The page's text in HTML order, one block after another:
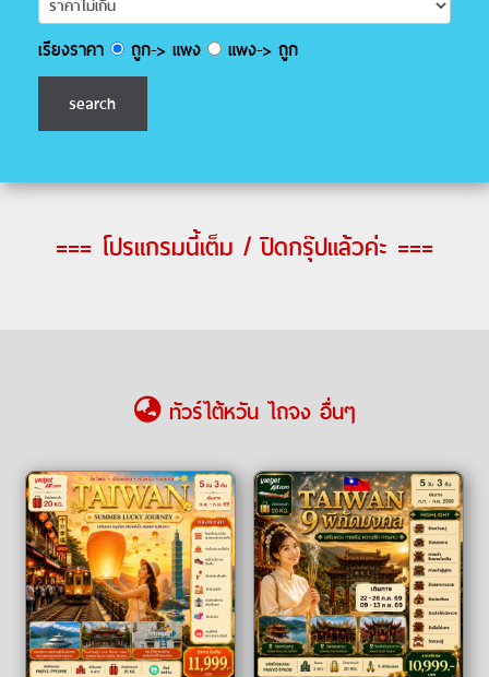
เรียงราคา ถูก-> แพง แพง-> ถูก
=== โปรแกรมนี้เต็ม / ปิดกรุ๊ปแล้วค่ะ ===
ทัวร์ไต้หวัน ไถจง อื่นๆ